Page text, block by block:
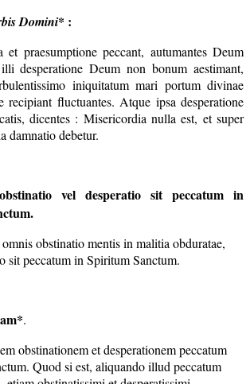
Domini* :
praesumptione peccant, autumantes Deum
desperatione Deum non bonum aestimant,
iniquitatum mari portum divinae
recipiant fluctuantes. Atque ipsa desperatione
dicentes : Misericordia nulla est, et super
damnatio debetur.
vel desperatio sit peccatum in
obstinatio mentis in malitia obduratae,
sit peccatum in Spiritum Sanctum.
.
obstinationem et desperationem peccatum
Quod si est, aliquando illud peccatum